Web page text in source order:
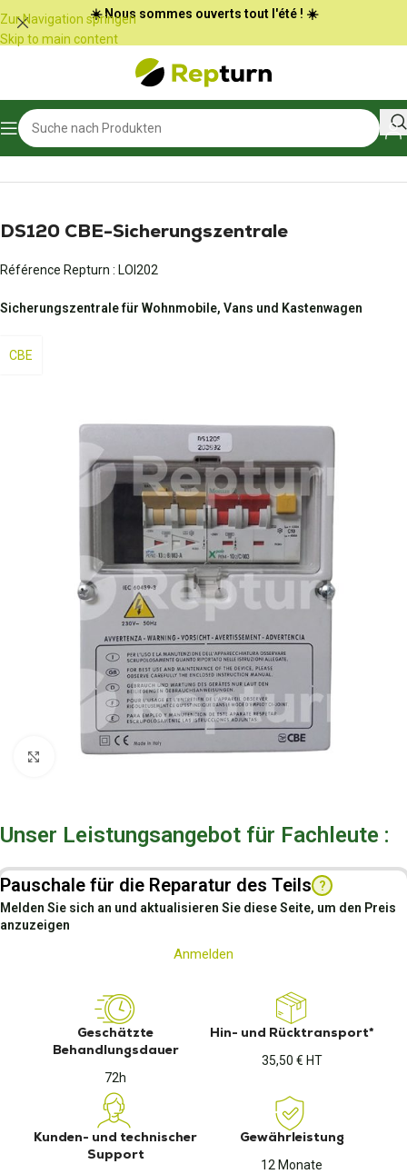
Cookie-Einstellungen
Zur Navigation springen
Skip to main content
☀️ Nous sommes ouverts tout l'été ! ☀️
Start/Wohnmobile und Vans
DS120 CBE-Sicherungszentrale
Référence Repturn : LOI202
Sicherungszentrale für Wohnmobile, Vans und Kastenwagen
CBE
Zum Vergrößern klicken
Unser Leistungsangebot für Fachleute :
Pauschale für die Reparatur des Teils ?
Melden Sie sich an und aktualisieren Sie diese Seite, um den Preis
anzuzeigen
Anmelden
Geschätzte
Behandlungsdauer
72h
Hin- und Rücktransport*
35,50 € HT
Kunden- und technischer
Support
Gewährleistung
12 Monate